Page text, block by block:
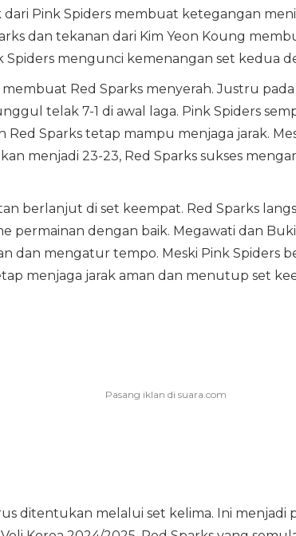
dari Pink Spiders membuat ketegangan
dan tekanan dari Kim Yeon Koung
Spiders mengunci kemenangan set kedua
Red Sparks menyerah. Justru
telak 7-1 di awal laga. Pink Spiders
Sparks tetap mampu menjaga jarak.
menjadi 23-23, Red Sparks sukses
berlanjut di set keempat. Red Sparks
permainan dengan baik. Megawati dan
dan mengatur tempo. Meski Pink Spiders
menjaga jarak aman dan menutup set
ditentukan melalui set kelima. Ini menjadi